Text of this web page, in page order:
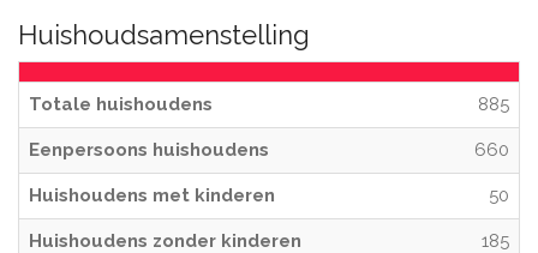
Huishoudsamenstelling
Totale huishoudens 885
Eenpersoons huishoudens 660
Huishoudens met kinderen 50
Huishoudens zonder kinderen 185